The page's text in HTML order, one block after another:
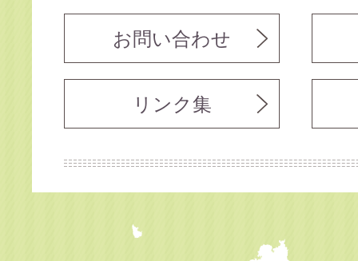
お問い合わせ
リンク集